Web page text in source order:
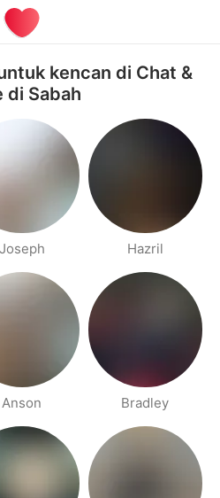
kencan di Chat &
di Sabah
Joseph Hazril
Anson Bradley